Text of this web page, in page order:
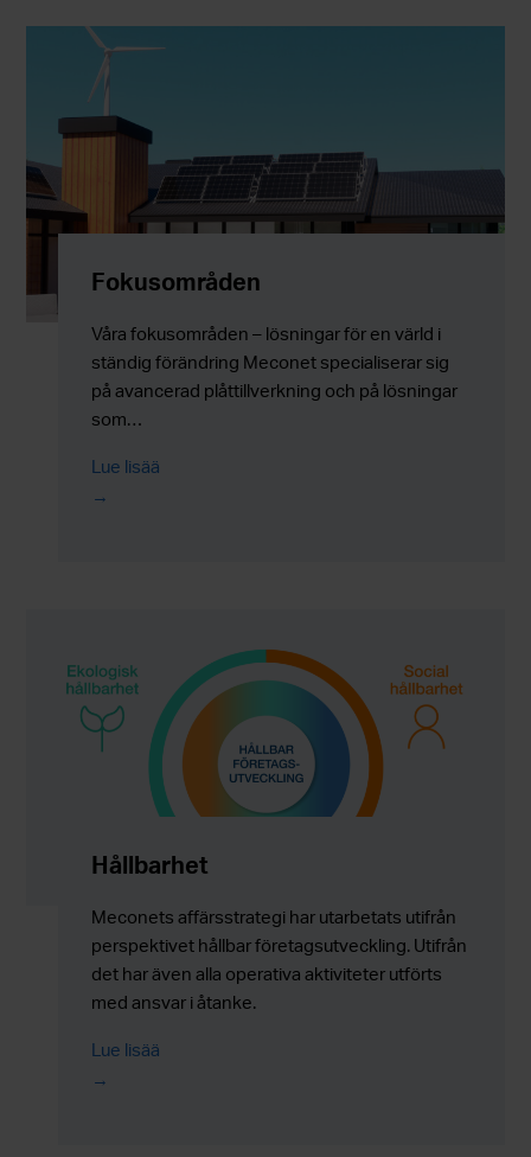
Fokusområden
Våra fokusområden – lösningar för en värld i
ständig förändring Meconet specialiserar sig
på avancerad plåttillverkning och på lösningar
som…
Lue lisää
Hållbarhet
Meconets affärsstrategi har utarbetats utifrån
perspektivet hållbar företagsutveckling. Utifrån
det har även alla operativa aktiviteter utförts
med ansvar i åtanke.
Lue lisää